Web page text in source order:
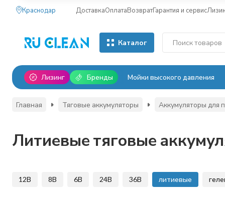
Краснодар ДоставкаОплатаВозвратГарантия и сервис
Каталог
Лизинг Бренды Мойки высокого давления
Главная Тяговые аккумуляторы Аккумуляторы для
Литиевые тяговые
12В 8В 6В 24В 36В литиевые